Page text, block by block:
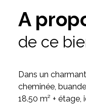
A
de ce
Dans un
cheminée,
18.50 m² +